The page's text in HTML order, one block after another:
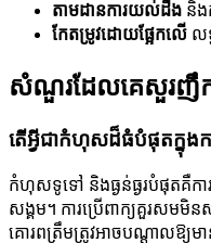
តាមដានការយល់ដឹង និង
កែតម្រូវដោយផ្អែកលើ ល
សំណួរដែលគេសួរញឹ
តើអ្វីជាកំហុសដ៏ធំបំផុតក្នុងកា
កំហុសទូទៅ និងធ្ងន់ធ្ងរបំផុតគឺកា
សង្គម។ ការប្រើពាក្យគួរសមមិន
គោរពត្រឹមត្រូវអាចបណ្តាលឱ្យម